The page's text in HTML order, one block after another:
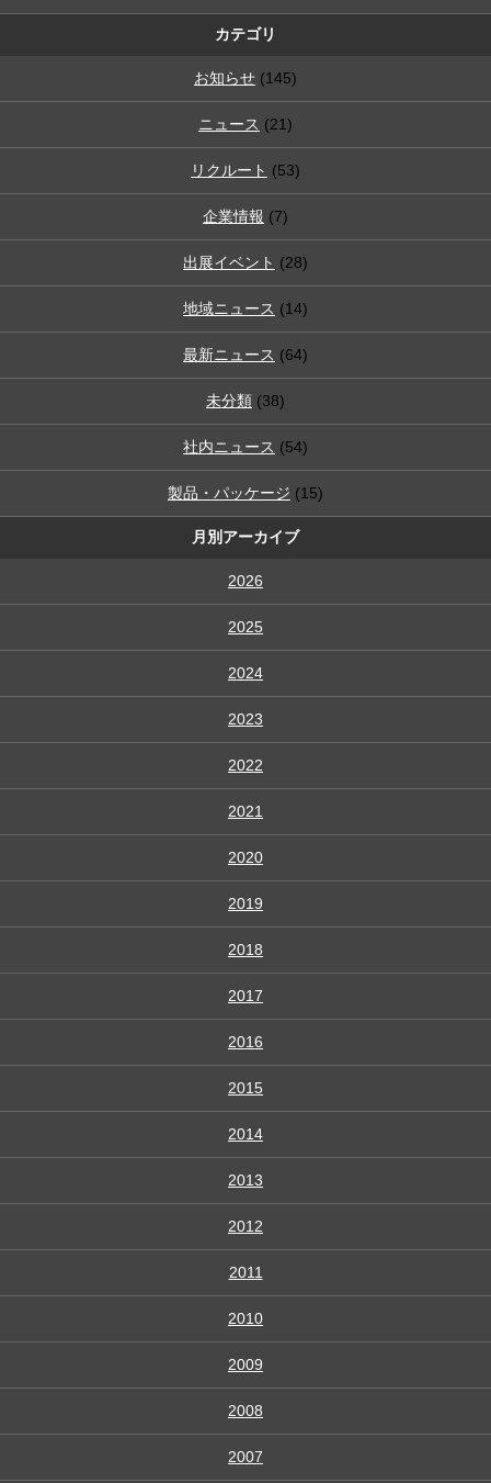
カテゴリ
お知らせ (145)
ニュース (21)
リクルート (53)
企業情報 (7)
出展イベント (28)
地域ニュース (14)
最新ニュース (64)
未分類 (38)
社内ニュース (54)
製品・パッケージ (15)
月別アーカイブ
2026
2025
2024
2023
2022
2021
2020
2019
2018
2017
2016
2015
2014
2013
2012
2011
2010
2009
2008
2007